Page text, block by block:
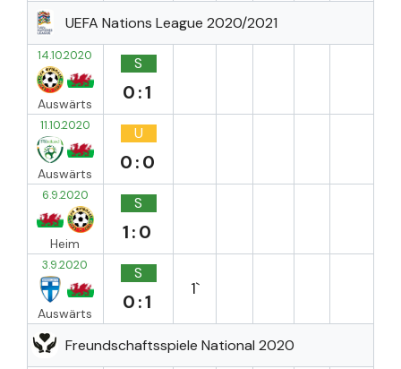
UEFA Nations League 2020/2021
14.10.2020
Auswärts
S
0:1
11.10.2020
Auswärts
U
0:0
6.9.2020
Heim
S
1:0
3.9.2020
Auswärts
S
0:1
1`
Freundschaftsspiele National 2020